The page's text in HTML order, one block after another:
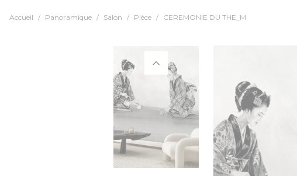
Accueil / Panoramique / Salon / Pièce / CEREMONIE DU THE_M